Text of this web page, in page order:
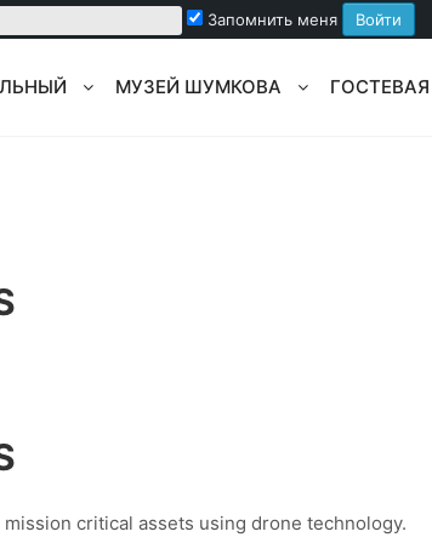
Запомнить меня
МУЗЕЙ ШУМКОВА
critical assets using drone technology.